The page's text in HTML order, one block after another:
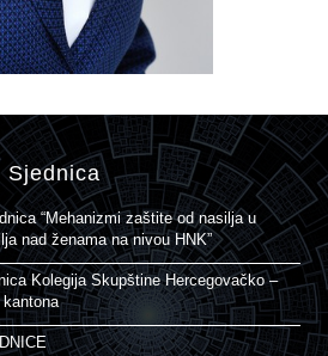
Sjednica
“Mehanizmi zaštite od nasilja u
nad ženama na nivou HNK”
Kolegija Skupštine Hercegovačko –